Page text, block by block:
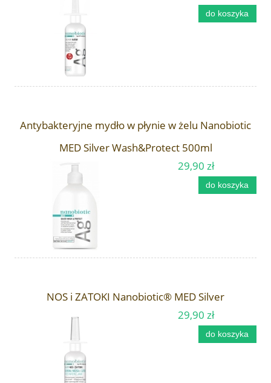
do koszyka
Antybakteryjne mydło w płynie w żelu Nanobiotic
MED Silver Wash&Protect 500ml
29,90 zł
do koszyka
NOS i ZATOKI Nanobiotic® MED Silver
29,90 zł
do koszyka